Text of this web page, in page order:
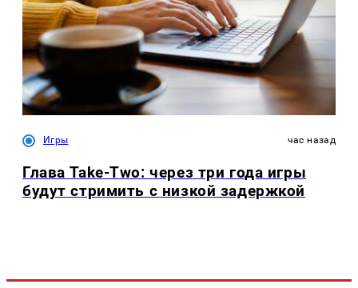
Игры час назад
Глава Take-Two: через три года игры
будут стримить с низкой задержкой